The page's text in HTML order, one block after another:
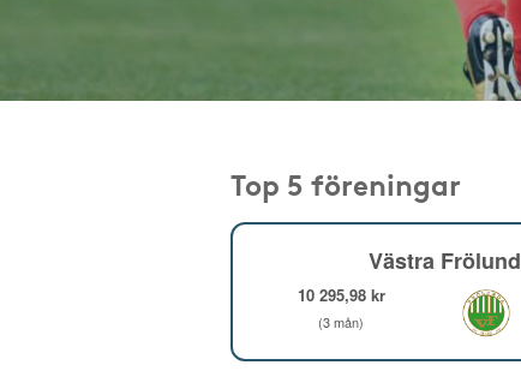
Top 5 föreningar
Västra
10 295,98 kr
(3 mån)